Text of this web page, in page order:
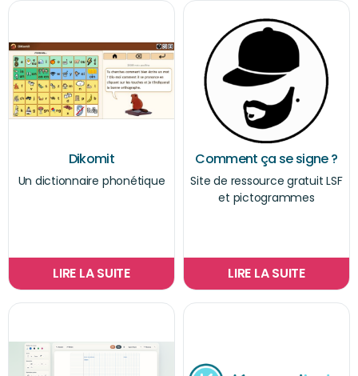
Dikomit
Un dictionnaire phonétique
LIRE LA SUITE
Comment ça se signe ?
Site de ressource gratuit LSF
et pictogrammes
LIRE LA SUITE